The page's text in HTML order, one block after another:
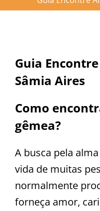
Guia
Sâmia Aires
Como
gêmea?
A busca pela
vida de muitas
normalmente
forneça amor,